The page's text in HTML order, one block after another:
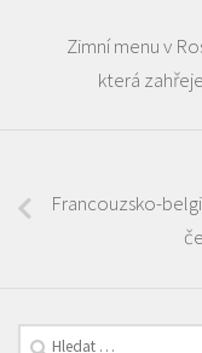
Zimní menu v
která
Francouzsko-
Vyhledávání